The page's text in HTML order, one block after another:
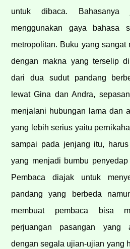
untuk dibaca. Bahasanya
menggunakan gaya bahasa
metropolitan. Buku yang sangat
dengan makna yang terselip
dari dua sudut pandang
lewat Gina dan Andra,
menjalani hubungan lama dan
yang lebih serius yaitu
sampai pada jenjang itu,
yang menjadi bumbu
Pembaca diajak untuk
pandang yang berbeda
membuat pembaca bisa
perjuangan pasangan yang
dengan segala ujian-ujian yang